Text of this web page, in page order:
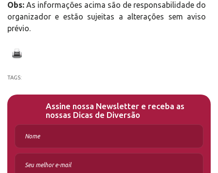
Obs: As informações acima são de responsabilidade do
organizador e estão sujeitas a alterações sem aviso
prévio.
TAGS:
Assine nossa Newsletter e receba as
nossas Dicas de Diversão